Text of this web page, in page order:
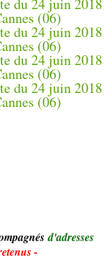
d'adresses
-